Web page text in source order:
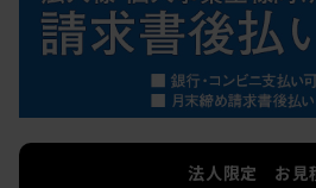
法人限定 お見